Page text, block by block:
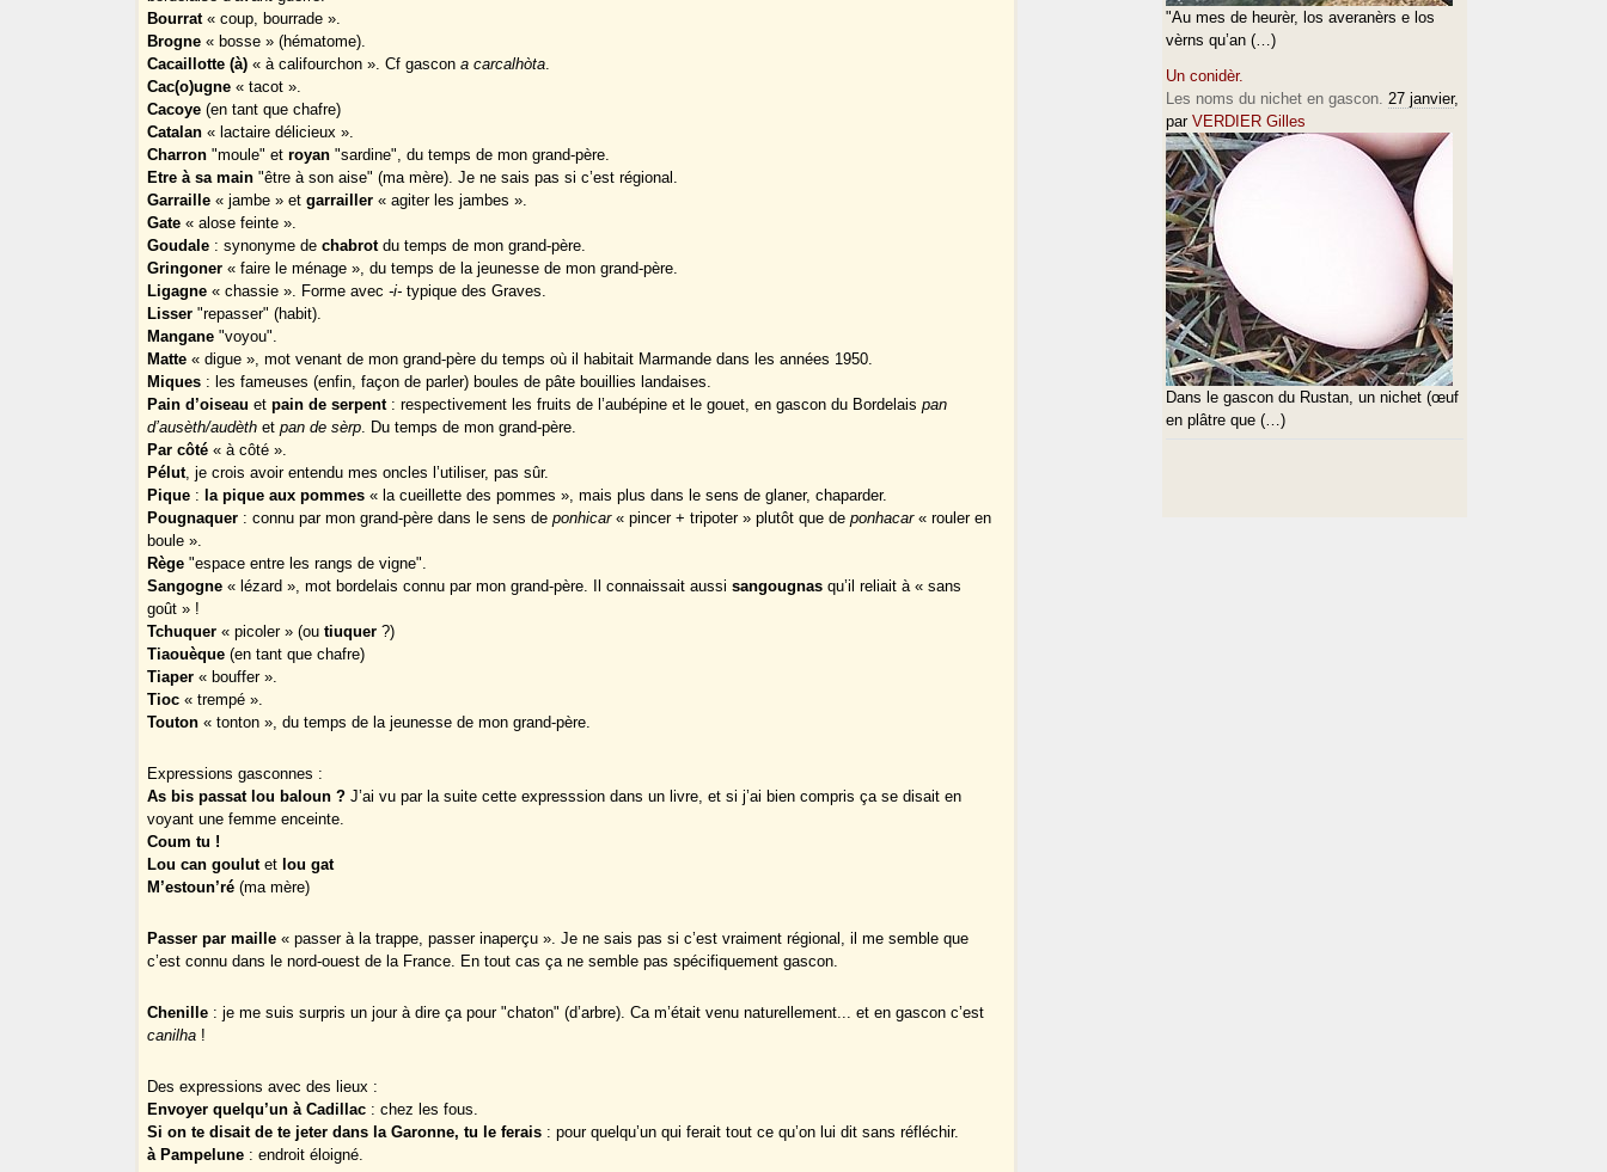
Bourrat« coup, bourrade ».
Brogne « bosse » (hématome).
Cacaillotte (à) « à califourchon ». Cf gascona carcalhòta.
Cac(o)ugne « tacot ».
Cacoye (en tant que chafre)
Catalan « lactaire délicieux ».
Charron "moule" etroyan "sardine", du temps de mon grand-père.
Etre à sa main "être à son aise" (ma mère). Je ne sais pas si c’est régional.
Garraille « jambe » etgarrailler « agiter les jambes ».
Gate « alose feinte ».
Goudale : synonyme dechabrotdu temps de mon grand-père.
Gringoner « faire le ménage », du temps de la jeunesse de mon grand-père.
Ligagne « chassie ». Forme avec-i- typique des Graves.
Lisser "repasser" (habit).
Mangane "voyou".
Matte « digue », mot venant de mon grand-père du temps où il habitait Marmande dans les années 1950.
Miques : les fameuses (enfin, façon de parler) boules de pâte bouillies landaises.
Pain d’oiseau etpain de serpent: respectivement les fruits de l’aubépine et le gouet, en gascon du Bordelaispan
d’ausèth/audèth etpan de sèrp. Du temps de mon grand-père.
Par côté « à côté ».
Pélut, je crois avoir entendu mes oncles l’utiliser, pas sûr.
Pique : la pique aux pommes « la cueillette des pommes », mais plus dans le sens de glaner, chaparder.
Pougnaquer : connu par mon grand-père dans le sens deponhicar« pincer + tripoter » plutôt que deponhacar« rouler en
boule ».
Rège "espace entre les rangs de vigne".
Sangogne « lézard », mot bordelais connu par mon grand-père. Il connaissait aussisangougnas qu’il reliait à « sans
goût » !
Tchuquer « picoler » (outiuquer ?)
Tiaouèque (en tant que chafre)
Tiaper « bouffer ».
Tioc « trempé ».
Touton « tonton », du temps de la jeunesse de mon grand-père.
Expressions gasconnes :
As bis passat lou baloun ? J’ai vu par la suite cette expresssion dans un livre, et si j’ai bien compris ça se disait en
voyant une femme enceinte.
Coum tu !
Lou can goulutet lou gat
M’estoun’ré (ma mère)
Passer par maille « passer à la trappe, passer inaperçu ». Je ne sais pas si c’est vraiment régional, il me semble que
c’est connu dans le nord-ouest de la France. En tout cas ça ne semble pas spécifiquement gascon.
Chenille : je me suis surpris un jour à dire ça pour "chaton" (d’arbre). Ca m’était venu naturellement... et en gascon c’est
canilha !
Des expressions avec des lieux :
Envoyer quelqu’un à Cadillac : chez les fous.
Si on te disait de te jeter dans la Garonne, tu le ferais : pour quelqu’un qui ferait tout ce qu’on lui dit sans réfléchir.
à Pampelune : endroit éloigné.
"Au mes de heurèr, los averanèrs e los
vèrns qu’an (…)
Un conidèr.
Les noms du nichet en gascon. 27 janvier,
par VERDIER Gilles
Dans le gascon du Rustan, un nichet (œuf
en plâtre que (…)